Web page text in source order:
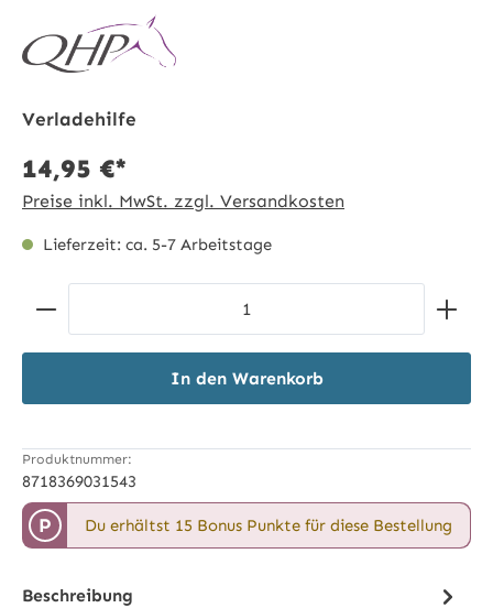
Verladehilfe
14,95 €*
Preise inkl. MwSt. zzgl. Versandkosten
Lieferzeit: ca. 5-7 Arbeitstage
Produkt Anzahl: Gib den gewünschten Wert ein
In den Warenkorb
Produktnummer:
8718369031543
P Du erhältst 15 Bonus Punkte für diese Bestellung
Beschreibung